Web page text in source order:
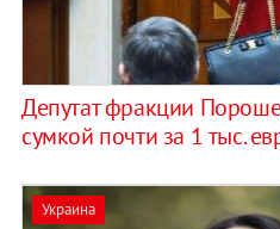
​Депутат фракции
сумкой почти за 1 тыс.
Украина